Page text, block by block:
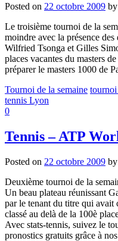
Posted on 22 octobre 2009 by
Le troisième tournoi de la
moindre avec la présence
Wilfried Tsonga et Gilles
places vacantes du masters
préparer le masters 1000 de
Tournoi de la semaine
tennis Lyon
0
Tennis – ATP
Posted on 22 octobre 2009 by
Deuxième tournoi de la
Un beau plateau réunissant
par le tenant du titre qui avait
classé au delà de la 100è
Avec stats-tennis, suivez le
pronostics gratuits grâce à